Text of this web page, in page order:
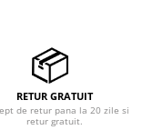
RETUR GRATUIT
de retur pana la 20 zile si
retur gratuit.